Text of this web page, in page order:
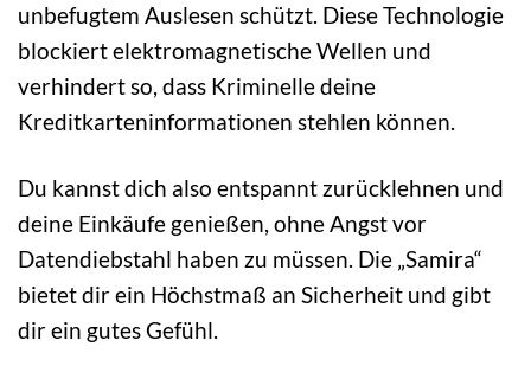
unbefugtem Auslesen schützt. Diese Technologie
blockiert elektromagnetische Wellen und
verhindert so, dass Kriminelle deine
Kreditkarteninformationen stehlen können.
Du kannst dich also entspannt zurücklehnen und
deine Einkäufe genießen, ohne Angst vor
Datendiebstahl haben zu müssen. Die „Samira“
bietet dir ein Höchstmaß an Sicherheit und gibt
dir ein gutes Gefühl.